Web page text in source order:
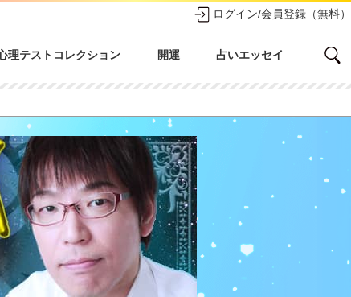
ログイン/会員登録（無料）
理テストコレクション 開運 占いエッセイ